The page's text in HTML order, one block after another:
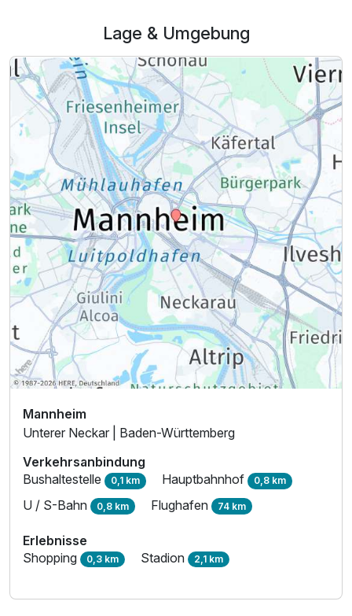
Lage & Umgebung
Mannheim
Unterer Neckar | Baden-Württemberg
Verkehrsanbindung
Bushaltestelle 0,1 km Hauptbahnhof 0,8 km
U / S-Bahn 0,8 km Flughafen 74 km
Erlebnisse
Shopping 0,3 km Stadion 2,1 km